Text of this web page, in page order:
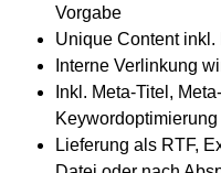
Vorgabe
Unique Content
Interne Verlinkung
Inkl. Meta-Titel,
Keywordoptimierung
Lieferung als RTF,